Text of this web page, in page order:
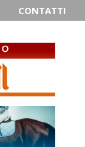
CONTATTI